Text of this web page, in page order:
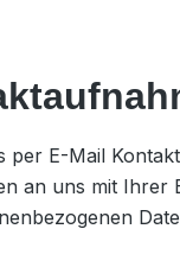
per E-Mail
an uns mit Ihrer